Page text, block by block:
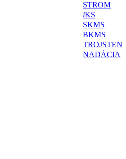
STROM
iKS
SKMS
BKMS
TROJSTEN
NADÁCIA